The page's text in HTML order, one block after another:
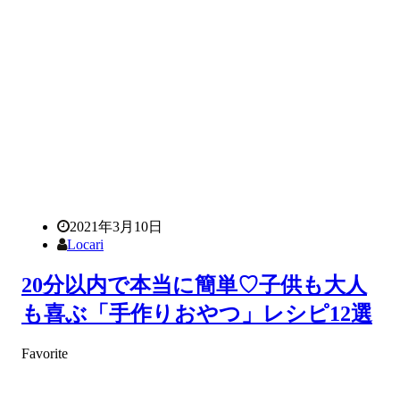
2021年3月10日
Locari
20分以内で本当に簡単♡子供も大人
も喜ぶ「手作りおやつ」レシピ12選
Favorite